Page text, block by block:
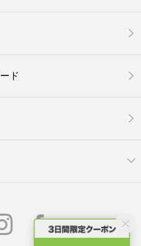
ド